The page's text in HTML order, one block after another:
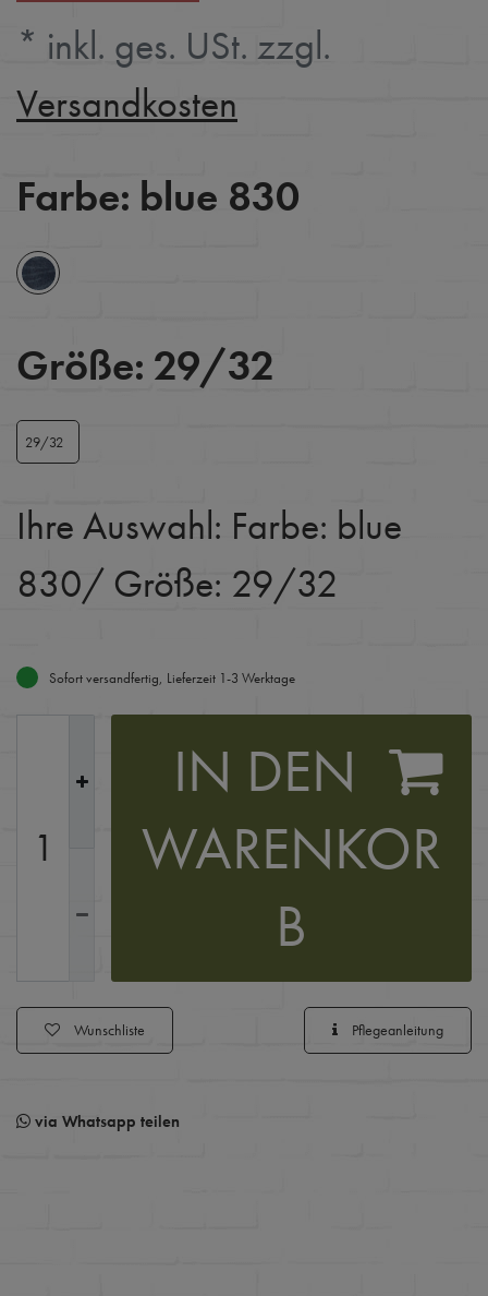
* inkl. ges. USt. zzgl.
Versandkosten
Farbe: blue 830
Größe: 29/32
29/32
Ihre Auswahl: Farbe: blue
830/ Größe: 29/32
Sofort versandfertig, Lieferzeit 1-3 Werktage
IN DEN
WARENKOR
B
Wunschliste Pflegeanleitung
via Whatsapp teilen